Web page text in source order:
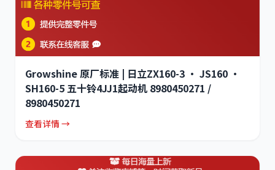
Growshine 原厂标准 | 日立ZX160-3 · JS160 ·
SH160-5 五十铃4JJ1起动机 8980450271 /
8980450271
查看详情 →